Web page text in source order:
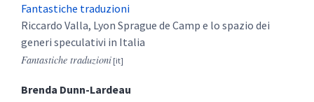
Fantastiche traduzioni
Riccardo Valla, Lyon Sprague de Camp e lo spazio dei
generi speculativi in Italia
Fantastiche traduzioni
Brenda Dunn-Lardeau